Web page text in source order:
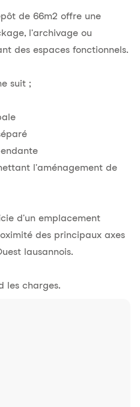
de 66m2 offre une
l'archivage ou
des espaces fonctionnels.
suit ;
l'aménagement de
d'un emplacement
des principaux axes
lausannois.
les charges.